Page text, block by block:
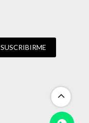
SUSCRIBIRME